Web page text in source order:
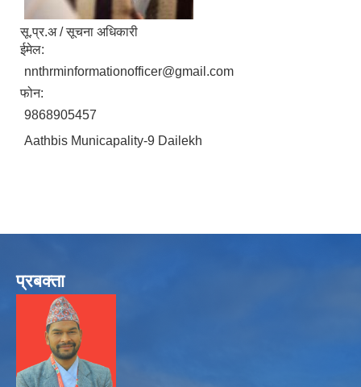
सू.प्र.अ / सूचना अधिकारी
ईमेल:
nnthrminformationofficer@gmail.com
फोन:
9868905457
Aathbis Municapality-9 Dailekh
प्रबक्ता